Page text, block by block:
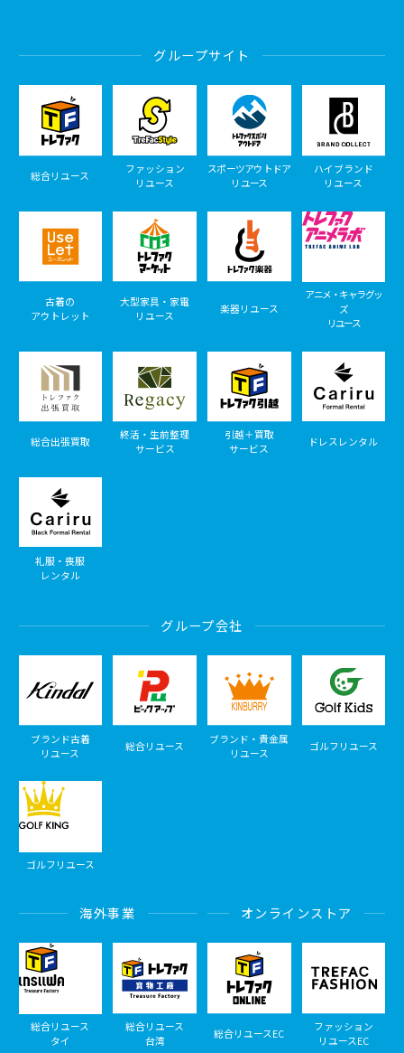
グループサイト
総合リユース
ファッション
リユース
スポーツアウトドア
リユース
ハイブランド
リユース
古着の
アウトレット
大型家具・家電
リユース
楽器リユース
アニメ・キャラグッ
ズ
リユース
総合出張買取
終活・生前整理
サービス
引越＋買取
サービス
ドレスレンタル
礼服・喪服
レンタル
グループ会社
ブランド古着
リユース
総合リユース
ブランド・貴金属
リユース
ゴルフリユース
ゴルフリユース
海外事業
総合リユース
タイ
総合リユース
台湾
オンラインストア
総合リユースEC
ファッション
リユースEC